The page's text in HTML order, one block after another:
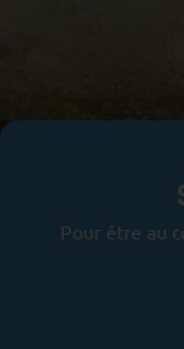
Pour être au